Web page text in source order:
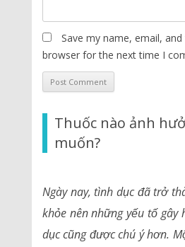
Save my name, email,
browser for the next time I
Thuốc nào ảnh
muốn?
Ngày nay, tình dục đã trở
khỏe nên những yếu tố gây
dục cũng được chú ý hơn.